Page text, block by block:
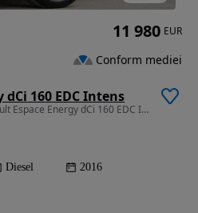
160 EDC Intens
1598 cm3 • 160 CP • 2016 Renault Espace Energy dCi 160 EDC Intens / RATE FIXE /
Diesel 2016
11 980 EUR
Conform mediei